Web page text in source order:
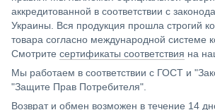
аккредитованной в соответствии с
Украины. Вся продукция прошла строгий
товара согласно международной системе
Смотрите сертификаты соответствия на
Мы работаем в соответствии с ГОСТ и
"Защите Прав Потребителя".
Возврат и обмен возможен в течение 14